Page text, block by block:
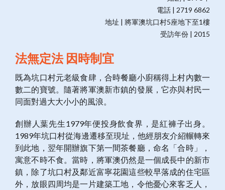
電話 | 2719 6862
地址 | 將軍澳坑口村5座地下至1樓
受訪年份 | 2015
法無定法 因時制宜
既為坑口村元老級食肆，合時餐廳小廚稱得上村內數一
數二的寶號。隨著將軍澳新市鎮的發展，它亦與村民一
同面對過大大小小的風浪。
創辦人葉先生1979年便投身飲食界，是紅褲子出身。
1989年坑口村從海邊遷移至現址，他經朋友介紹輾轉來
到此地，翌年開辦旗下第一間茶餐廳，命名「合時」，
寓意不時不食。當時，將軍澳仍然是一個成長中的新市
鎮，除了坑口村及鄰近富寧花園這些較早落成的住宅區
外，放眼四周均是一片建築工地，令他憂心來客乏人，